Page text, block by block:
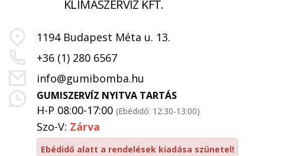
KLÍMASZERVIZ KFT.
1194 Budapest Méta u. 13.
+36 (1) 280 6567
info@gumibomba.hu
GUMISZERVÍZ NYITVA TARTÁS
H-P 08:00-17:00 (Ebédidő: 12:30-13:00)
Szo-V: Zárva
Ebédidő alatt a rendelések kiadása szünetel!